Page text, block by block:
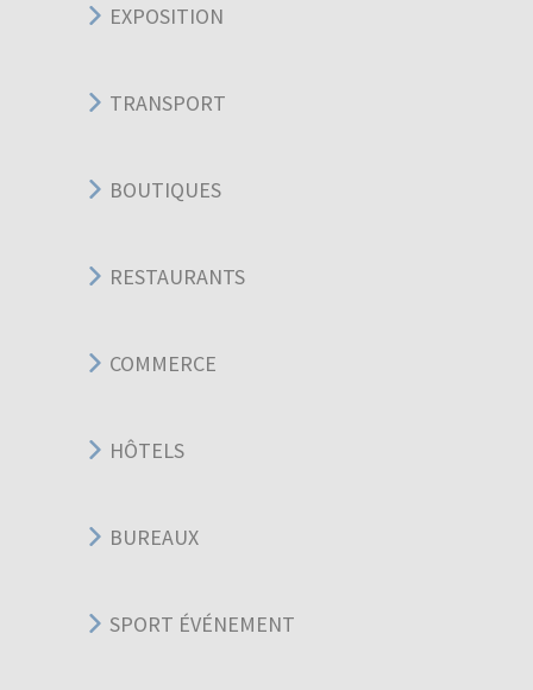
EXPOSITION
TRANSPORT
BOUTIQUES
RESTAURANTS
COMMERCE
HÔTELS
BUREAUX
SPORT ÉVÉNEMENT